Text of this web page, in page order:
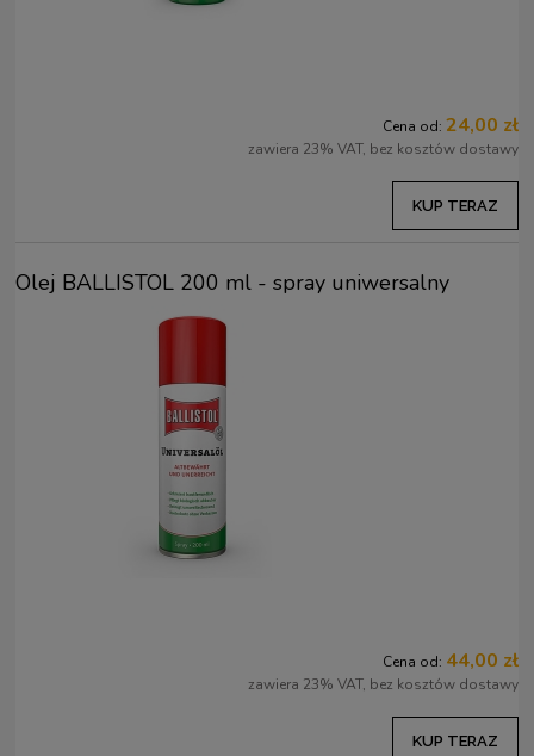
Cena od: 24,00 zł
zawiera 23% VAT, bez kosztów dostawy
KUP TERAZ
Olej BALLISTOL 200 ml - spray uniwersalny
Cena od: 44,00 zł
zawiera 23% VAT, bez kosztów dostawy
KUP TERAZ